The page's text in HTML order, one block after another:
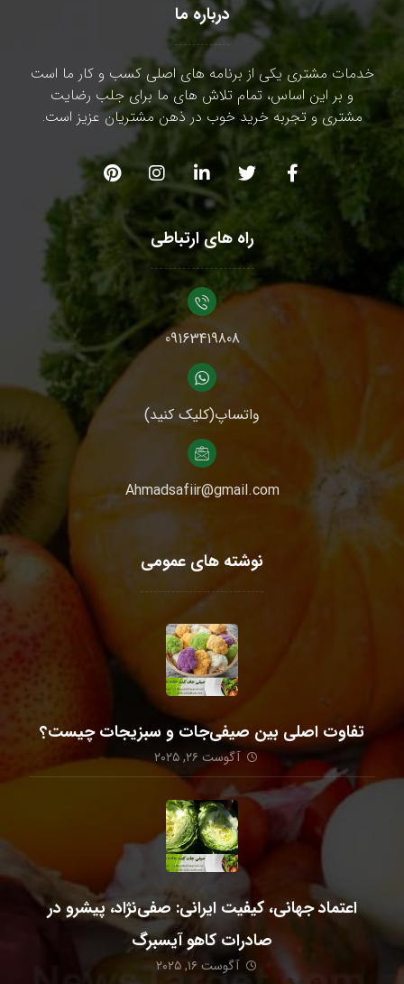
درباره ما
خدمات مشتری یکی از برنامه های اصلی کسب و کار ما است
و بر این اساس، تمام تلاش های ما برای جلب رضایت
مشتری و تجربه خرید خوب در ذهن مشتریان عزیز است.
راه های ارتباطی
09163419808
واتساپ(کلیک کنید)
Ahmadsafiir@gmail.com
نوشته های عمومی
تفاوت اصلی بین صیفی‌جات و سبزیجات چیست؟
آگوست ۲۶, ۲۰۲۵
اعتماد جهانی، کیفیت ایرانی: صفی‌نژاد، پیشرو در
صادرات کاهو آیسبرگ
آگوست ۱۶, ۲۰۲۵